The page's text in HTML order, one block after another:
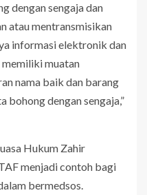
dengan sengaja dan
atau mentransmisikan
informasi elektronik dan
muatan
nama baik dan barang
bohong dengan sengaja,”
Hukum Zahir
menjadi contoh bagi
bermedsos.